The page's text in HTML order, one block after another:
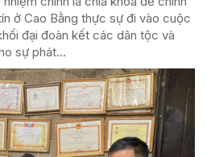
ở Cao Bằng thực sự đi vào cuộc
đại đoàn kết các dân tộc và
sự phát...